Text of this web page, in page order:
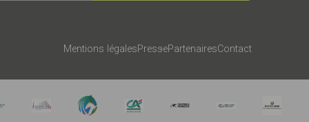
Mentions légalesPressePartenairesContact